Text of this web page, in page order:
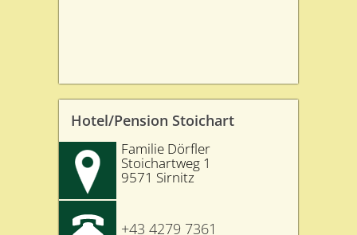
Hotel/Pension Stoichart
Familie Dörfler
Stoichartweg 1
9571 Sirnitz
+43 4279 7361